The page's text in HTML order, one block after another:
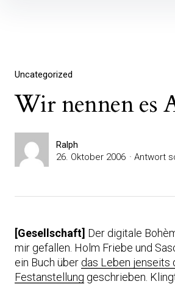
Uncategorized
Wir nennen es
Ralph
26. Oktober 2006
Antwort
[Gesellschaft] Der digitale
mir gefallen. Holm Friebe und
ein Buch über das Leben jenseits
Festanstellung geschrieben.